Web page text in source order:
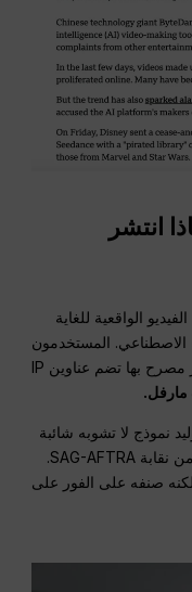
انتشر
الواقعية للغاية
الاصطناعي. المستخدمون
لإنشاء مقاطع غير مصرح بها تضم عناوين IP
نموذج لا تشوبه شائبة
أثار رد فعل عنيف من نقابة SAG-AFTRA.
لكنه صنفه على الفور على